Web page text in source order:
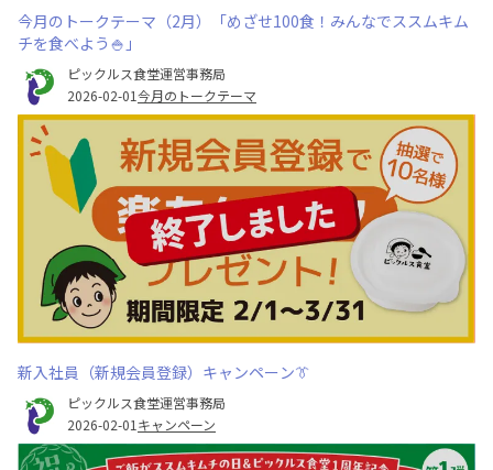
今月のトークテーマ（2月）「めざせ100食！みんなでススムキム
チを食べよう🍚」
ピックルス食堂運営事務局
2026-02-01今月のトークテーマ
新入社員（新規会員登録）キャンペーン👔
ピックルス食堂運営事務局
2026-02-01 キャンペーン